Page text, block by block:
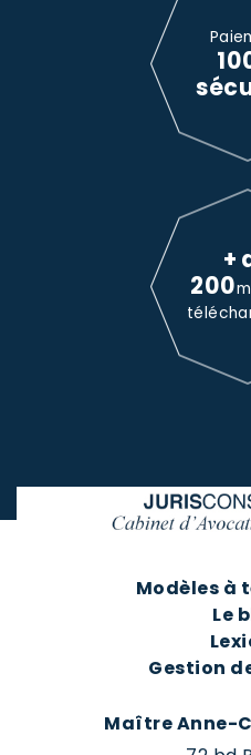
+
200
Modèles à
Le
Gestion
Maître Anne-